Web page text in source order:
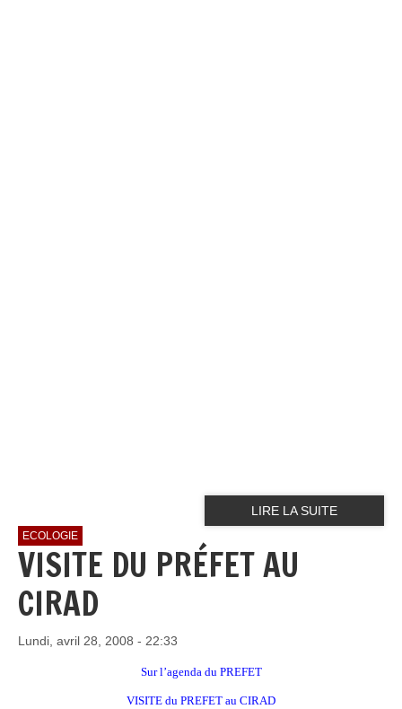
LIRE LA SUITE
ECOLOGIE
VISITE DU PRÉFET AU
CIRAD
Lundi, avril 28, 2008 - 22:33
Sur l’agenda du PREFET
VISITE du PREFET au CIRAD